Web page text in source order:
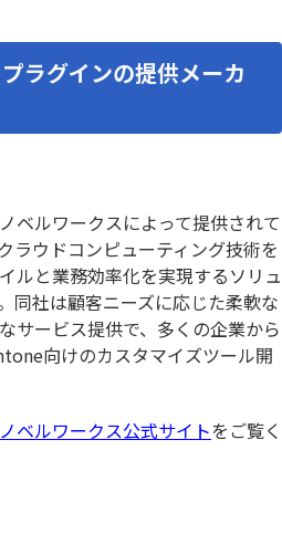
ラグインの提供メーカ
ベルワークスによって提供されて
ラウドコンピューティング技術を
ルと業務効率化を実現するソリュ
同社は顧客ニーズに応じた柔軟な
サービス提供で、多くの企業から
向けのカスタマイズツール開
ベルワークス公式サイトをご覧く